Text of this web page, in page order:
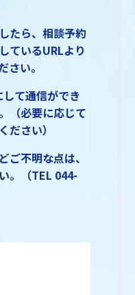
たら、相談予約
ているURLより
さい。
て通信ができ
（必要に応じて
ださい）
ご不明な点は、
。（TEL 044-